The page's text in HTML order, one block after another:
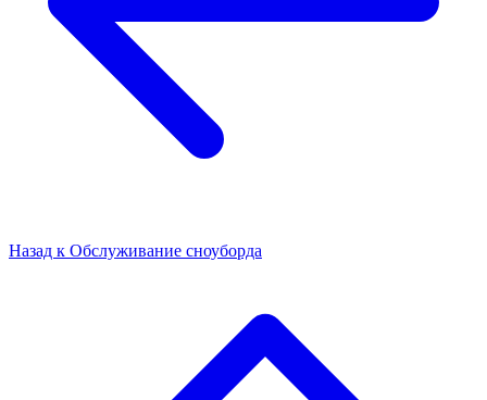
Назад к Обслуживание сноуборда